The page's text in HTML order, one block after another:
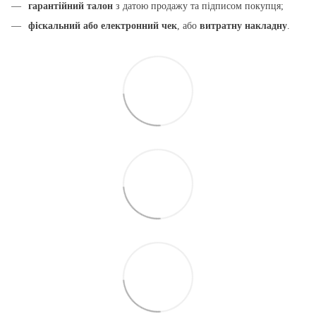
гарантійний талон з датою продажу та підписом покупця;
фіскальний або електронний чек, або витратну накладну.